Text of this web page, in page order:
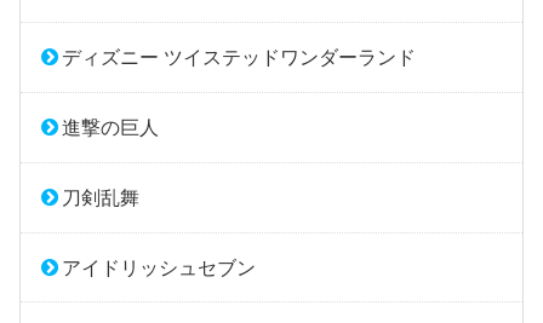
ディズニー ツイステッドワンダーランド
進撃の巨人
刀剣乱舞
アイドリッシュセブン